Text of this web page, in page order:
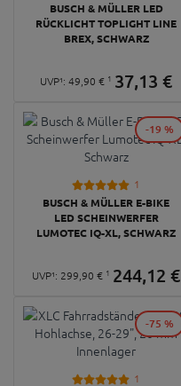
BUSCH & MÜLLER LED
RÜCKLICHT TOPLIGHT LINE
BREX, SCHWARZ
UVP¹: 49, 90 € 1 37,13 €
1
BUSCH & MÜLLER E-BIKE
LED SCHEINWERFER
LUMOTEC IQ-XL, SCHWARZ
UVP¹: 299, 90 € 1 244,12 €
-19 %
1
-75 %